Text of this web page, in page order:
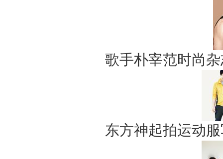
歌手朴宰范时尚
东方神起拍运动